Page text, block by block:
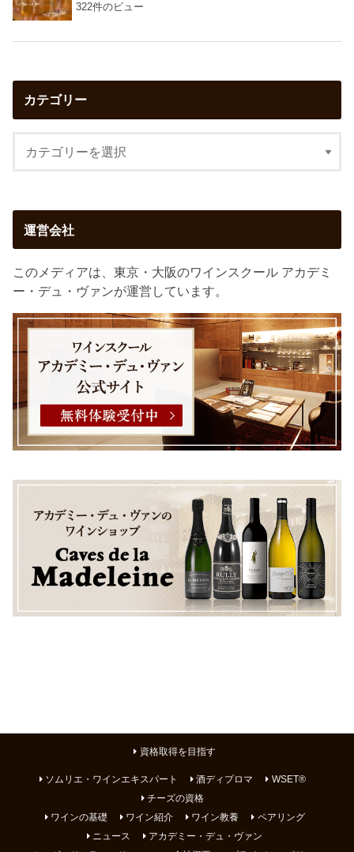
322件のビュー
カテゴリー
運営会社
このメディアは、東京・大阪のワインスクール アカデミ
ー・デュ・ヴァンが運営しています。
資格取得を目指す
ソムリエ・ワインエキスパート 酒ディプロマ
WSET®
チーズの資格
ワインの基礎
ワイン紹介 ワイン教養
ペアリング
ニュース
アカデミー・デュ・ヴァン